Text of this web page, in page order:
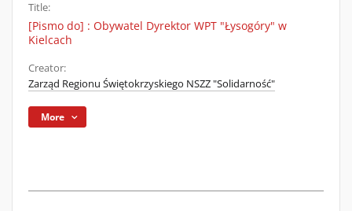
Title:
[Pismo do] : Obywatel Dyrektor WPT "Łysogóry" w
Kielcach
Creator:
Zarząd Regionu Świętokrzyskiego NSZZ "Solidarność"
More